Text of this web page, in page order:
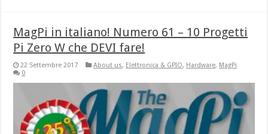
MagPi in italiano! Numero 61 – 10 Progetti
Pi Zero W che DEVI fare!
22 Settembre 2017 About us, Elettronica & GPIO, Hardware, MagPi
0